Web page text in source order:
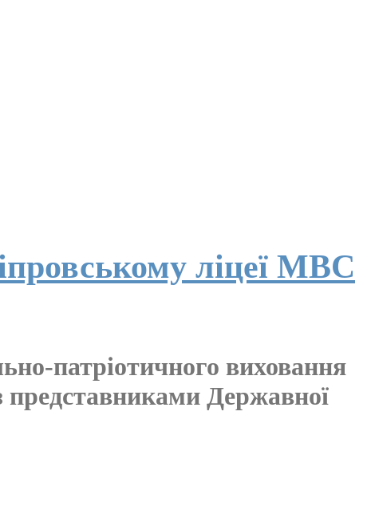
ліцеї МВС
патріотичного виховання
представниками Державної